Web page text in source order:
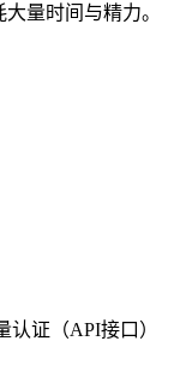
量时间与精力。
证（API接口）